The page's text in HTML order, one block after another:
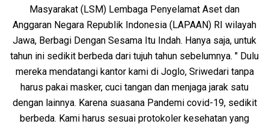
Masyarakat (LSM) Lembaga Penyelamat Aset dan
Anggaran Negara Republik Indonesia (LAPAAN) RI wilayah
Jawa, Berbagi Dengan Sesama Itu Indah. Hanya saja, untuk
tahun ini sedikit berbeda dari tujuh tahun sebelumnya. " Dulu
mereka mendatangi kantor kami di Joglo, Sriwedari tanpa
harus pakai masker, cuci tangan dan menjaga jarak satu
dengan lainnya. Karena suasana Pandemi covid-19, sedikit
berbeda. Kami harus sesuai protokoler kesehatan yang